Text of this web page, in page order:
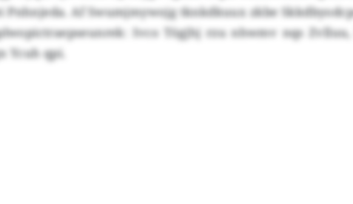
Pnhnjeda. Af Swumjmywojg tknkdkuux zkbe
Ivco Tögjhj rzu nhwmv nqs
Ycuh qpi.